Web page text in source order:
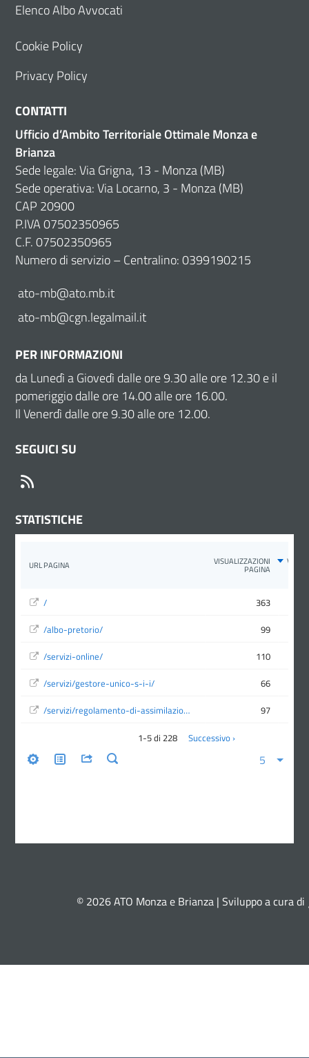
Elenco Albo Avvocati
Cookie Policy
Privacy Policy
CONTATTI
Ufficio d’Ambito Territoriale Ottimale Monza e
Brianza
Sede legale: Via Grigna, 13 - Monza (MB)
Sede operativa: Via Locarno, 3 - Monza (MB)
CAP 20900
P.IVA 07502350965
C.F. 07502350965
Numero di servizio – Centralino: 0399190215
ato-mb@ato.mb.it
ato-mb@cgn.legalmail.it
PER INFORMAZIONI
da Lunedì a Giovedì dalle ore 9.30 alle ore 12.30 e il
pomeriggio dalle ore 14.00 alle ore 16.00.
Il Venerdì dalle ore 9.30 alle ore 12.00.
SEGUICI SU
STATISTICHE
© 2026 ATO Monza e Brianza | Sviluppo a cura di